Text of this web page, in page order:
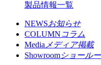
製品情報一覧
NEWSお知らせ
COLUMNコラム
Media メディア掲載
Showroomショール